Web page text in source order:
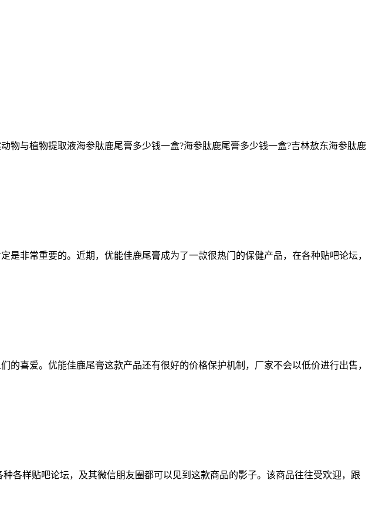
与植物提取液海参肽鹿尾膏多少钱一盒?海参肽鹿尾膏多少钱一盒?吉林敖东海参肽鹿
非常重要的。近期，优能佳鹿尾膏成为了一款很热门的保健产品，在各种贴吧论坛，
喜爱。优能佳鹿尾膏这款产品还有很好的价格保护机制，厂家不会以低价进行出售，
各样贴吧论坛，及其微信朋友圈都可以见到这款商品的影子。该商品往往受欢迎，跟